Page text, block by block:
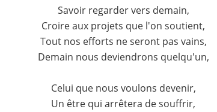
Savoir regarder vers demain,
Croire aux projets que l'on soutient,
Tout nos efforts ne seront pas vains,
Demain nous deviendrons quelqu'un,
Celui que nous voulons devenir,
Un être qui arrêtera de souffrir,